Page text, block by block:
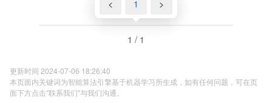
< 1 >
1 / 1
更新时间 2024-07-06 18:26:40
本页面内关键词为智能算法引擎基于机器学习所生成，如有任何问题，可在页
面下方点击"联系我们"与我们沟通。